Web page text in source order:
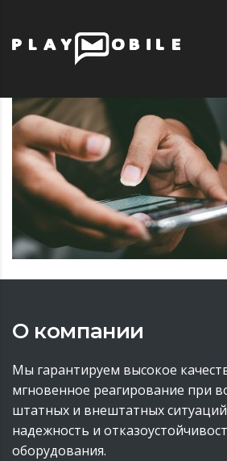
О компании
Мы гарантируем высокое
мгновенное реагирование при
штатных и внештатных
надежность и
оборудования.